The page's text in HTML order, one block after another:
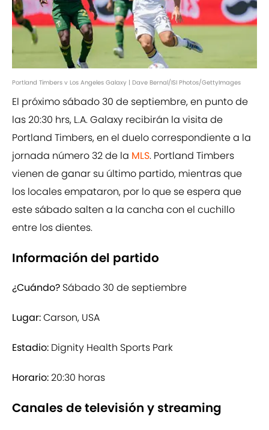
Portland Timbers v Los Angeles Galaxy | Dave Bernal/ISI Photos/GettyImages
El próximo sábado 30 de septiembre, en punto de
las 20:30 hrs, L.A. Galaxy recibirán la visita de
Portland Timbers, en el duelo correspondiente a la
jornada número 32 de la MLS. Portland Timbers
vienen de ganar su último partido, mientras que
los locales empataron, por lo que se espera que
este sábado salten a la cancha con el cuchillo
entre los dientes.
Información del partido
¿Cuándo? Sábado 30 de septiembre
Lugar:Carson, USA
Estadio: Dignity Health Sports Park
Horario:20:30 horas
Canales de televisión y streaming